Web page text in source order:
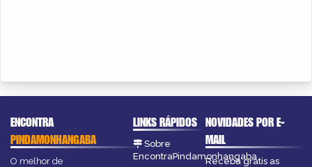
ENCONTRA
PINDAMONHANGABA
O melhor de
LINKS RÁPIDOS
Sobre
EncontraPindamonhangaba
NOVIDADES POR E-
MAIL
Receba grátis as